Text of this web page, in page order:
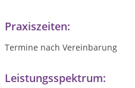
Praxiszeiten:
Termine nach Vereinbarung
Leistungsspektrum: